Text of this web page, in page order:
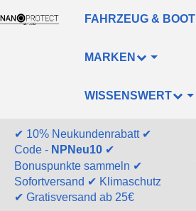
FAHRZEUG & BOOT
MARKEN
WISSENSWERT
✔ 10% Neukundenrabatt✔
Code - NPNeu10 ✔
Bonuspunkte sammeln ✔
Sofortversand ✔ Klimaschutz
✔ Gratisversand ab 25€